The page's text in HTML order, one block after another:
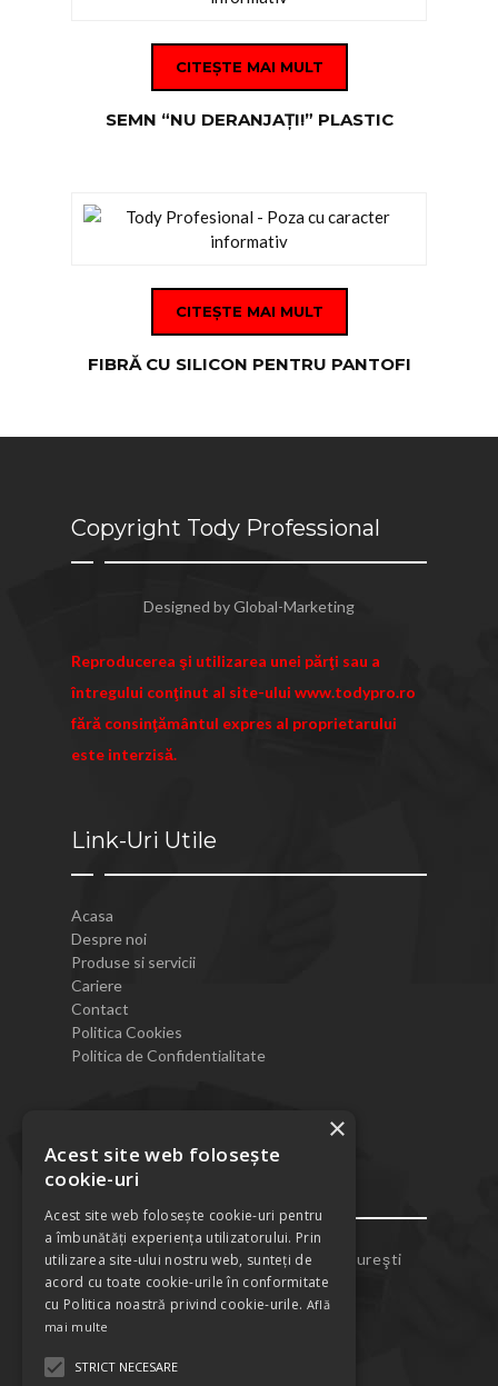
CITEȘTE MAI MULT
SEMN “NU DERANJAŢI!” PLASTIC
CITEȘTE MAI MULT
FIBRĂ CU SILICON PENTRU PANTOFI
Copyright Tody Professional
Designed byGlobal-Marketing
Reproducerea şi utilizarea unei părţi sau a
întregului conţinut al site-ului www.todypro.ro
fără consinţământul expres al proprietarului
este interzisă.
Link-Uri Utile
Acasa
Despre noi
Produse si servicii
Cariere
Contact
Politica Cookies
Politica de Confidentialitate
Contact
Str. Cozieni, Nr.36, Sector 5, Bucureşti
0786.700.735
office@todypro.ro
×
Acest site web folosește
cookie-uri
Acest site web folosește cookie-uri pentru
a îmbunătăți experiența utilizatorului. Prin
utilizarea site-ului nostru web, sunteți de
acord cu toate cookie-urile în conformitate
cu Politica noastră privind cookie-urile. Află
mai multe
STRICT NECESARE